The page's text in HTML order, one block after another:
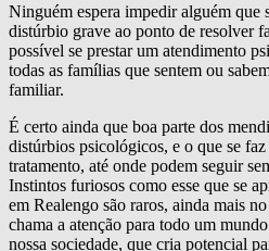
Ninguém espera impedir alguém que
distúrbio grave ao ponto de resolver
possível se prestar um atendimento
todas as famílias que sentem ou
familiar.
É certo ainda que boa parte dos
distúrbios psicológicos, e o que se
tratamento, até onde podem seguir
Instintos furiosos como esse que se
em Realengo são raros, ainda mais
chama a atenção para todo um
nossa sociedade, que cria potencial